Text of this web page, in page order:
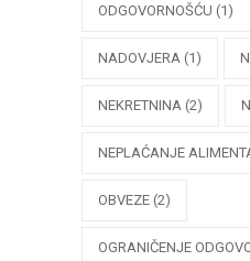
ODGOVORNOŠĆU (1)
NADOVJERA (1)
NEKRETNINA (2)
NEPLAĆANJE
OBVEZE (2)
OGRANIČENJE